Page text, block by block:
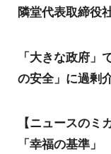
隣堂代表取締役
「大きな政府
の安全」に過剰
【ニュースの
「幸福の基準」